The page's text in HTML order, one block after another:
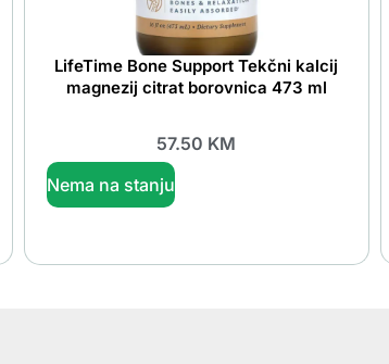
LifeTime Bone Support Tekčni kalcij
magnezij citrat borovnica 473 ml
57.50 KM
Nema na stanju